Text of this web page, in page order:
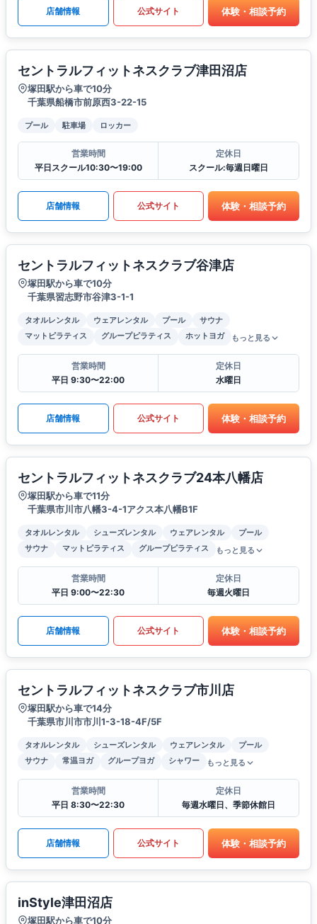
店舗情報 公式サイト 体験・相談予約
セントラルフィットネスクラブ津田沼店
塚田駅から車で10分
千葉県船橋市前原西3-22-15
プール 駐車場 ロッカー
営業時間
平日スクール10:30〜19:00
定休日
スクール:毎週日曜日
店舗情報 公式サイト 体験・相談予約
セントラルフィットネスクラブ谷津店
塚田駅から車で10分
千葉県習志野市谷津3-1-1
タオルレンタル ウェアレンタル プール
サウナ
マットピラティス
グループピラティス ホットヨガ もっと見る
営業時間
平日 9:30〜22:00
定休日
水曜日
店舗情報 公式サイト 体験・相談予約
セントラルフィットネスクラブ24本八幡店
塚田駅から車で11分
千葉県市川市八幡3-4-1アクス本八幡B1F
タオルレンタル シューズレンタル ウェアレンタル
プール
サウナ
マットピラティス グループピラティス もっと見る
営業時間
平日 9:00〜22:30
定休日
毎週火曜日
店舗情報 公式サイト 体験・相談予約
セントラルフィットネスクラブ市川店
塚田駅から車で14分
千葉県市川市市川1-3-18-4F/5F
タオルレンタル シューズレンタル ウェアレンタル
プール
サウナ
常温ヨガ グループヨガ シャワー もっと見る
営業時間
平日 8:30〜22:30
定休日
毎週水曜日、季節休館日
店舗情報 公式サイト 体験・相談予約
inStyle津田沼店
塚田駅から車で10分